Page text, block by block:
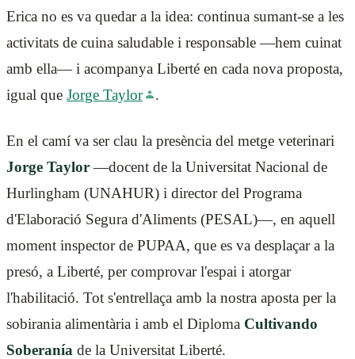
Erica no es va quedar a la idea: continua sumant-se a les
activitats de cuina saludable i responsable —hem cuinat
amb ella— i acompanya Liberté en cada nova proposta,
igual que Jorge Taylor .
En el camí va ser clau la presència del metge veterinari
Jorge Taylor—docent de la Universitat Nacional de
Hurlingham (UNAHUR) i director del Programa
d'Elaboració Segura d'Aliments (PESAL)—, en aquell
moment inspector de PUPAA, que es va desplaçar a la
presó, a Liberté, per comprovar l'espai i atorgar
l'habilitació. Tot s'entrellaça amb la nostra aposta per la
sobirania alimentària i amb el Diploma Cultivando
Soberanía de la Universitat Liberté.